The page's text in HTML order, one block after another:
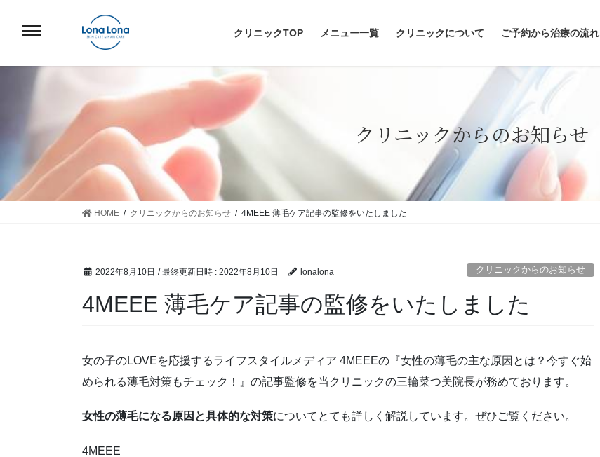
クリニックTOP メニュー一覧 クリニックについて ご予約から治療の流れ
クリニックからのお知らせ
HOME クリニックからのお知らせ 4MEEE 薄毛ケア記事の監修をいたしました
2022年8月10日 / 最終更新日時 : 2022年8月10日 lonalona クリニックからのお知らせ
4MEEE 薄毛ケア記事の監修をいたしました
女の子のLOVEを応援するライフスタイルメディア 4MEEEの『女性の薄毛の主な原因とは？今すぐ始
められる薄毛対策もチェック！』の記事監修を当クリニックの三輪菜つ美院長が務めております。
女性の薄毛になる原因と具体的な対策についてとても詳しく解説しています。ぜひご覧ください。
4MEEE